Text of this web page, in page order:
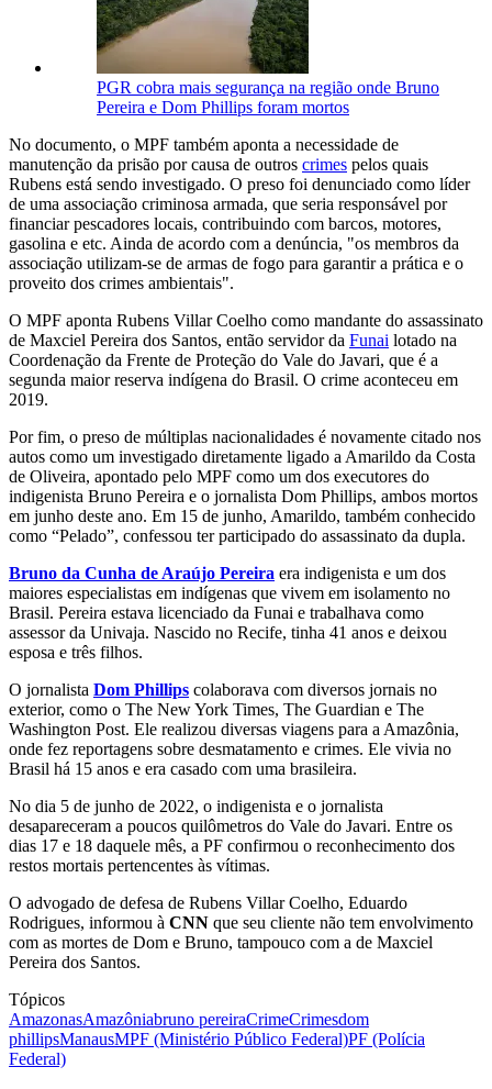
PGR cobra mais segurança na região onde Bruno
Pereira e Dom Phillips foram mortos
No documento, o MPF também aponta a necessidade de
manutenção da prisão por causa de outros crimes pelos quais
Rubens está sendo investigado. O preso foi denunciado como líder
de uma associação criminosa armada, que seria responsável por
financiar pescadores locais, contribuindo com barcos, motores,
gasolina e etc. Ainda de acordo com a denúncia, "os membros da
associação utilizam-se de armas de fogo para garantir a prática e o
proveito dos crimes ambientais".
O MPF aponta Rubens Villar Coelho como mandante do assassinato
de Maxciel Pereira dos Santos, então servidor da Funai lotado na
Coordenação da Frente de Proteção do Vale do Javari, que é a
segunda maior reserva indígena do Brasil. O crime aconteceu em
2019.
Por fim, o preso de múltiplas nacionalidades é novamente citado nos
autos como um investigado diretamente ligado a Amarildo da Costa
de Oliveira, apontado pelo MPF como um dos executores do
indigenista Bruno Pereira e o jornalista Dom Phillips, ambos mortos
em junho deste ano. Em 15 de junho, Amarildo, também conhecido
como “Pelado”, confessou ter participado do assassinato da dupla.
Bruno da Cunha de Araújo Pereira era indigenista e um dos
maiores especialistas em indígenas que vivem em isolamento no
Brasil. Pereira estava licenciado da Funai e trabalhava como
assessor da Univaja. Nascido no Recife, tinha 41 anos e deixou
esposa e três filhos.
O jornalista Dom Phillips colaborava com diversos jornais no
exterior, como o The New York Times, The Guardian e The
Washington Post. Ele realizou diversas viagens para a Amazônia,
onde fez reportagens sobre desmatamento e crimes. Ele vivia no
Brasil há 15 anos e era casado com uma brasileira.
No dia 5 de junho de 2022, o indigenista e o jornalista
desapareceram a poucos quilômetros do Vale do Javari. Entre os
dias 17 e 18 daquele mês, a PF confirmou o reconhecimento dos
restos mortais pertencentes às vítimas.
O advogado de defesa de Rubens Villar Coelho, Eduardo
Rodrigues, informou à CNN que seu cliente não tem envolvimento
com as mortes de Dom e Bruno, tampouco com a de Maxciel
Pereira dos Santos.
Tópicos
AmazonasAmazôniabruno pereiraCrimeCrimesdom
phillipsManausMPF (Ministério Público Federal)PF (Polícia
Federal)